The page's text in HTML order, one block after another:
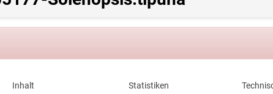
Inhalt Statistiken